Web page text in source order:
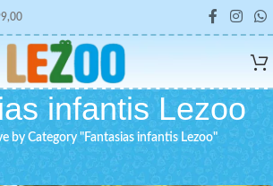
infantis Lezoo
by Category "Fantasias infantis Lezoo"